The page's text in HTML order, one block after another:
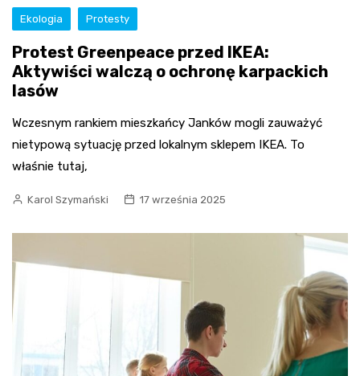
Ekologia Protesty
Protest Greenpeace przed IKEA:
Aktywiści walczą o ochronę karpackich
lasów
Wczesnym rankiem mieszkańcy Janków mogli zauważyć
nietypową sytuację przed lokalnym sklepem IKEA. To
właśnie tutaj,
Karol Szymański 17 września 2025